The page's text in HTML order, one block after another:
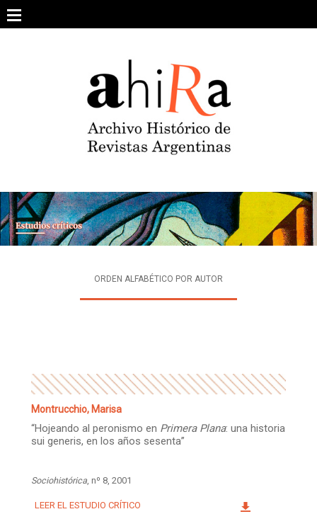
content
ARCHIVO DE REVISTAS
ESTUDIOS CRÍTICOS
INTEGRANTES
ORDEN ALFABÉTICO POR AUTOR
Montrucchio, Marisa
“Hojeando al peronismo en Primera Plana: una historia
sui generis, en los años sesenta”
Sociohistórica, nº 8, 2001
LEER EL ESTUDIO CRÍTICO